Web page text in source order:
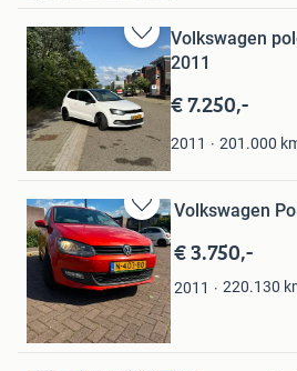
Bewaren
in
Mijn
Favorieten
Volkswagen
2011
€ 7.250,-
2011 201.000
Mitch Murk
IJsselstein
Bewaren
in
Mijn
Favorieten
Volkswagen
€ 3.750,-
2011 220.130
Rimon
Uden